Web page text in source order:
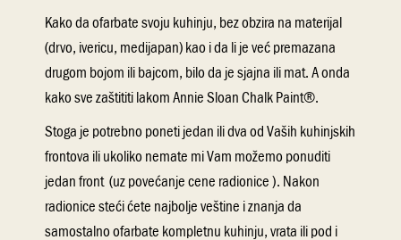
Kako da ofarbate svoju kuhinju, bez obzira na materijal
(drvo, ivericu, medijapan) kao i da li je već premazana
drugom bojom ili bajcom, bilo da je sjajna ili mat. A onda
kako sve zaštititi lakom Annie Sloan Chalk Paint®.
Stoga je potrebno poneti jedan ili dva od Vaših kuhinjskih
frontova ili ukoliko nemate mi Vam možemo ponuditi
jedan front (uz povećanje cene radionice ). Nakon
radionice steći ćete najbolje veštine i znanja da
samostalno ofarbate kompletnu kuhinju, vrata ili pod i